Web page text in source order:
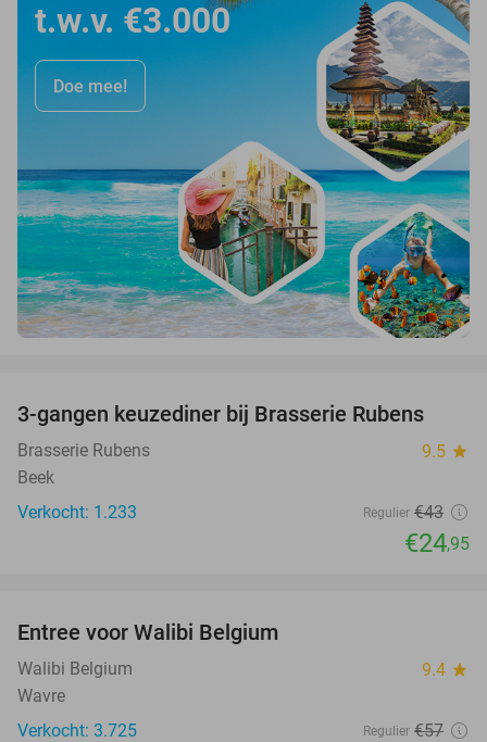
t.w.v. €3.000
Doe mee!
42%
3-gangen keuzediner bij Brasserie Rubens
Brasserie Rubens 9.5 star
Beek
Verkocht: 1.233
Regulier €43
€24,95
Entree voor Walibi Belgium
Walibi Belgium 9.4 star
Wavre
Verkocht: 3.725
Regulier €57